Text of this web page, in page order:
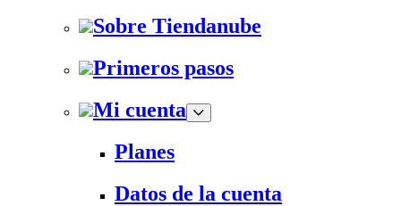
Sobre Tiendanube
Primeros pasos
Mi cuenta
Planes
Datos de la cuenta